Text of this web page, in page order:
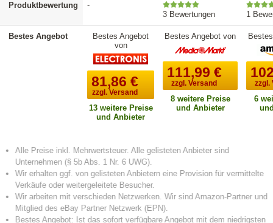
Produktbewertung
-
3 Bewertungen
1
Bestes Angebot
Bestes Angebot
von
81,86 €
zzgl. Versand
13 weitere Preise
und Anbieter
Bestes Angebot von
111,99 €
zzgl. Versand
8 weitere Preise
und Anbieter
zzgl.
6